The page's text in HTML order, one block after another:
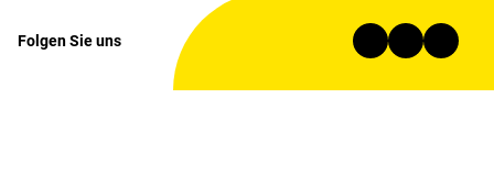
Folgen Sie uns